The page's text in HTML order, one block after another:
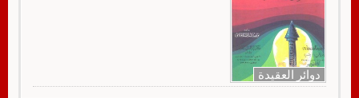
دوائر العقيدة